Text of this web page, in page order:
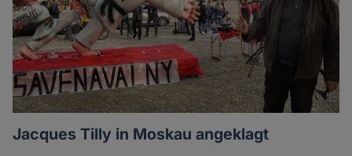
Jacques Tilly in Moskau angeklagt